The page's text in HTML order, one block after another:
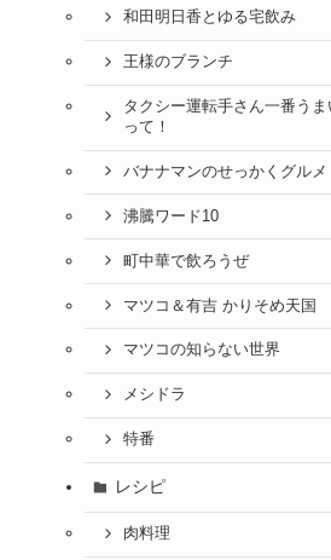
和田明日香とゆる宅飲み
王様のブランチ
タクシー運転手さん一番う
って！
バナナマンのせっかくグルメ
沸騰ワード10
町中華で飲ろうぜ
マツコ＆有吉 かりそめ天国
マツコの知らない世界
メシドラ
特番
レシピ
肉料理